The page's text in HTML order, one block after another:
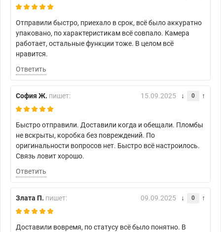
Отправили быстро, приехало в срок, всё было аккуратно
упаковано, по характеристикам всё совпало. Камера
работает, остальные функции тоже. В целом всё
нравится.
Ответить
София Ж. пишет: 15.09.2025 0
Быстро отправили. Доставили когда и обещали. Пломбы
не вскрыты, коробка без повреждений. По
оригинальности вопросов нет. Быстро всё настроилось.
Связь ловит хорошо.
Ответить
Злата П. пишет: 09.09.2025 0
Доставили вовремя, по статусу всё было понятно. В